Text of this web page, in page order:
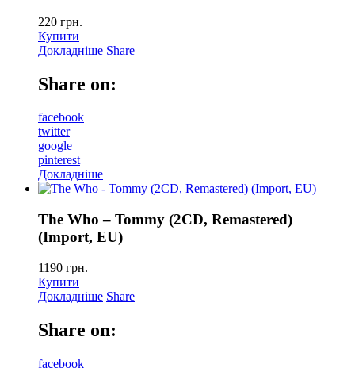
220 грн.
Купити
Докладніше Share
Share on:
facebook
twitter
google
pinterest
Докладніше
The Who – Tommy (2CD, Remastered)
(Import, EU)
1190 грн.
Купити
Докладніше Share
Share on:
facebook